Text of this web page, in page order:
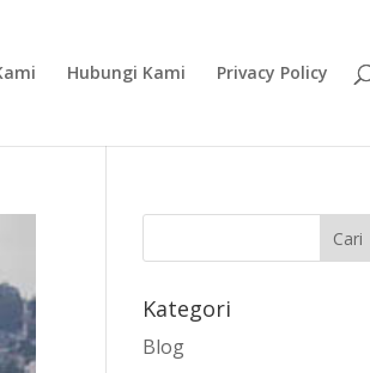
Hubungi Kami Privacy Policy
Kategori
Blog